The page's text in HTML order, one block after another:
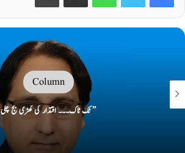
Column
’’ ٹک ٹاک۔۔۔ اقتدار کی گھڑی بج چکی